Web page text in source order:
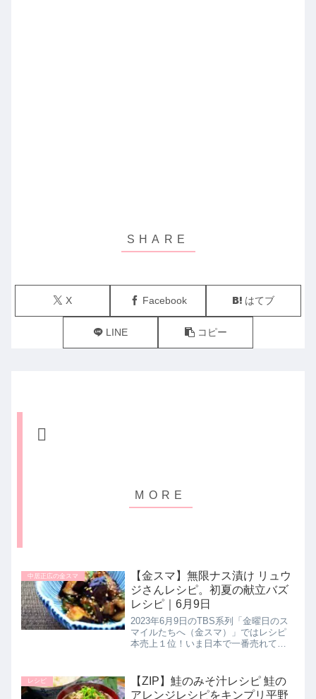
X Facebook はてブ
LINE コピー
中居正広の金スマ
【金スマ】無限ナス漬け リュウ
ジさんレシピ。初夏の献立バズ
レシピ｜6月9日
2023年6月9日のTBS系列「金曜日のス
マイルたちへ（金スマ）」ではレシピ
本売上１位！いま日本で一番売れてい
バズレシピ【無限ナス漬け】の作り方
を教えてくれたので詳しく紹介...
レシピ
【ZIP】鮭のみそ汁レシピ 鮭の
アレンジレシピをキンプリ平野